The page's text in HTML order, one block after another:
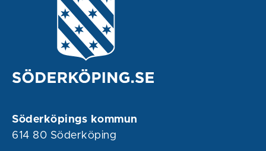
Söderköpings kommun
614 80 Söderköping